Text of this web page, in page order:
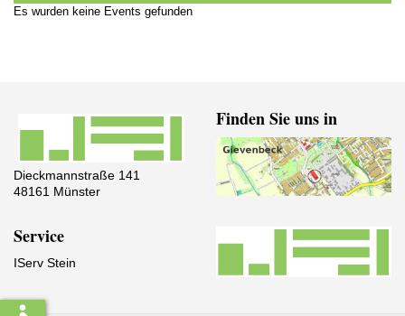
Es wurden keine Events gefunden
Dieckmannstraße 141
48161 Münster
Finden Sie uns in
Service
IServ Stein